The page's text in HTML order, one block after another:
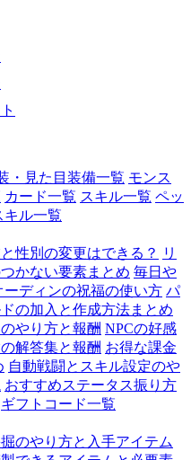
・見た目装備一覧 モンス
カード一覧 スキル一覧 ペッ
キル一覧
性別の変更はできる？
リ
かない要素まとめ 毎日や
ーディンの祝福の使い方 パ
の加入と作成方法まとめ
やり方と報酬 NPCの好感
解答集と報酬 お得な課金
自動戦闘とスキル設定のや
おすすめステータス振り方
ギフトコード一覧
のやり方と入手アイテム